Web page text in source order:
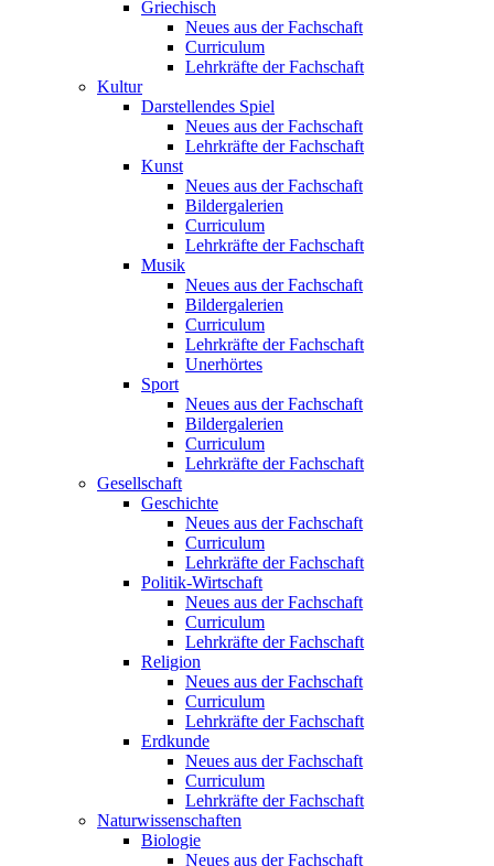
Griechisch
Neues aus der Fachschaft
Curriculum
Lehrkräfte der Fachschaft
Kultur
Darstellendes Spiel
Neues aus der Fachschaft
Lehrkräfte der Fachschaft
Kunst
Neues aus der Fachschaft
Bildergalerien
Curriculum
Lehrkräfte der Fachschaft
Musik
Neues aus der Fachschaft
Bildergalerien
Curriculum
Lehrkräfte der Fachschaft
Unerhörtes
Sport
Neues aus der Fachschaft
Bildergalerien
Curriculum
Lehrkräfte der Fachschaft
Gesellschaft
Geschichte
Neues aus der Fachschaft
Curriculum
Lehrkräfte der Fachschaft
Politik-Wirtschaft
Neues aus der Fachschaft
Curriculum
Lehrkräfte der Fachschaft
Religion
Neues aus der Fachschaft
Curriculum
Lehrkräfte der Fachschaft
Erdkunde
Neues aus der Fachschaft
Curriculum
Lehrkräfte der Fachschaft
Naturwissenschaften
Biologie
Neues aus der Fachschaft